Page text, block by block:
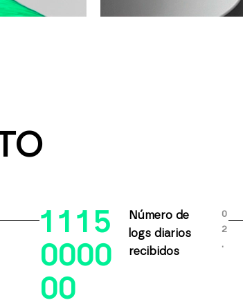
1 1 1 5
0000
00
Número de
logs diarios
recibidos
0
2
.